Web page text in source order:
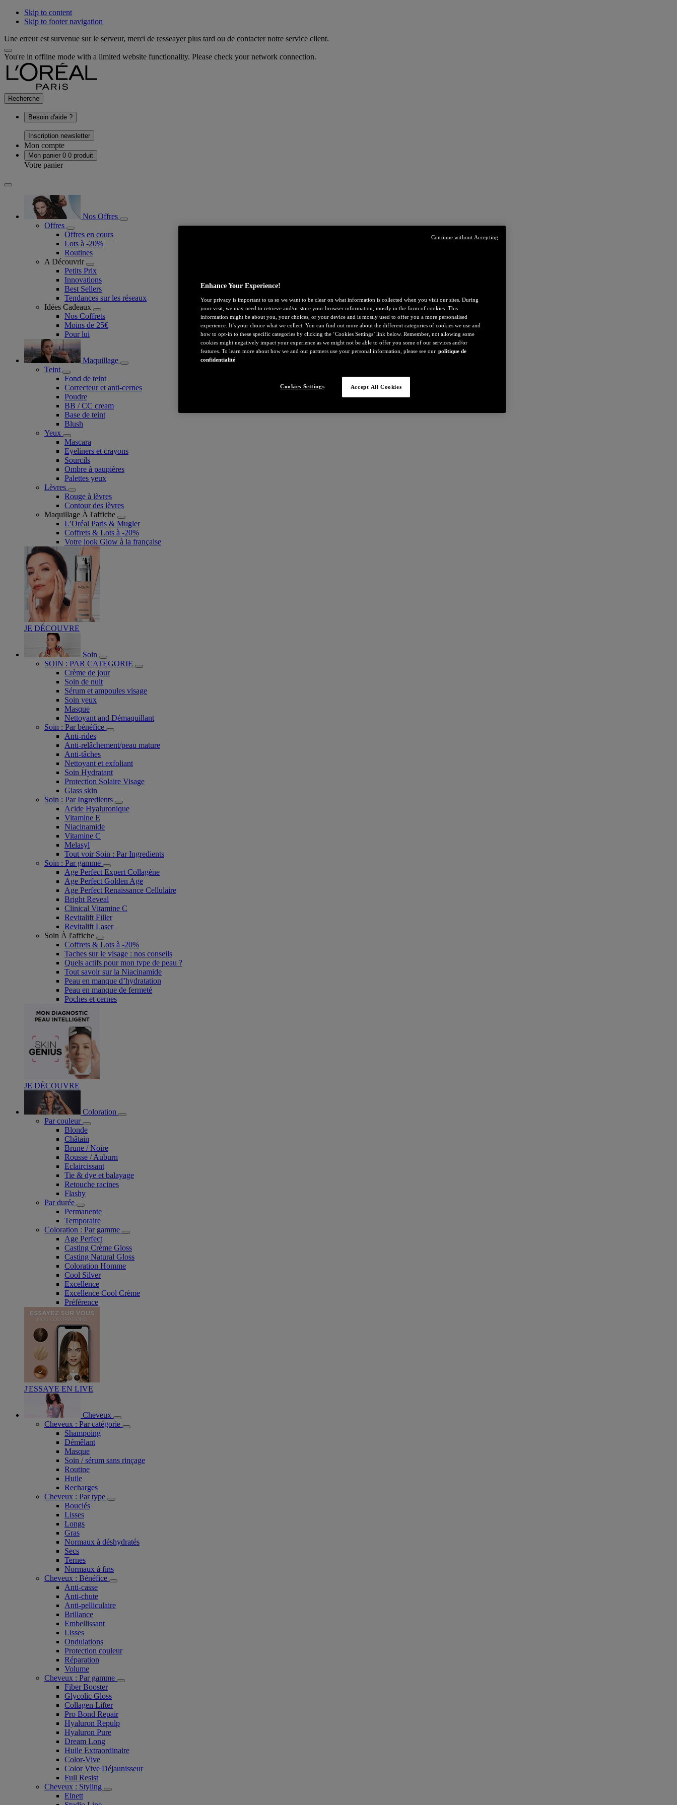
Skip to content
Skip to footer navigation
Une erreur est survenue sur le serveur, merci de resseayer plus tard ou de contacter notre service client.
You're in offline mode with a limited website functionality. Please check your network connection.
Recherche
Besoin d'aide ?
Inscription newsletter
Mon compte
Mon panier 0 0 produit
Votre panier
Nos Offres
Offres
Offres en cours
Lots à -20%
Routines
A Découvrir
Petits Prix
Innovations
Best Sellers
Tendances sur les réseaux
Idées Cadeaux
Nos Coffrets
Moins de 25€
Pour lui
Maquillage
Teint
Fond de teint
Correcteur et anti-cernes
Poudre
BB / CC cream
Base de teint
Blush
Yeux
Mascara
Eyeliners et crayons
Sourcils
Ombre à paupières
Palettes yeux
Lèvres
Rouge à lèvres
Contour des lèvres
Maquillage À l'affiche
L’Oréal Paris & Mugler
Coffrets & Lots à -20%
Votre look Glow à la française
JE DÉCOUVRE
Soin
SOIN : PAR CATEGORIE
Crème de jour
Soin de nuit
Sérum et ampoules visage
Soin yeux
Masque
Nettoyant and Démaquillant
Soin : Par bénéfice
Anti-rides
Anti-relâchement/peau mature
Anti-tâches
Nettoyant et exfoliant
Soin Hydratant
Protection Solaire Visage
Glass skin
Soin : Par Ingredients
Acide Hyaluronique
Vitamine E
Niacinamide
Vitamine C
Melasyl
Tout voir Soin : Par Ingredients
Soin : Par gamme
Age Perfect Expert Collagène
Age Perfect Golden Age
Age Perfect Renaissance Cellulaire
Bright Reveal
Clinical Vitamine C
Revitalift Filler
Revitalift Laser
Soin À l'affiche
Coffrets & Lots à -20%
Taches sur le visage : nos conseils
Quels actifs pour mon type de peau ?
Tout savoir sur la Niacinamide​
Peau en manque d’hydratation
Peau en manque de fermeté
Poches et cernes
JE DÉCOUVRE
Coloration
Par couleur
Blonde
Châtain
Brune / Noire
Rousse / Auburn
Eclaircissant
Tie & dye et balayage
Retouche racines
Flashy
Par durée
Permanente
Temporaire
Coloration : Par gamme
Age Perfect
Casting Crème Gloss
Casting Natural Gloss
Coloration Homme
Cool Silver
Excellence
Excellence Cool Crème
Préférence
J'ESSAYE EN LIVE
Cheveux
Cheveux : Par catégorie
Shampoing
Démêlant
Masque
Soin / sérum sans rinçage
Routine
Huile
Recharges
Cheveux : Par type
Bouclés
Lisses
Longs
Gras
Normaux à déshydratés
Secs
Ternes
Normaux à fins
Cheveux : Bénéfice
Anti-casse
Anti-chute
Anti-pelliculaire​
Brillance
Embellissant
Lisses
Ondulations
Protection couleur​
Réparation
Volume
Cheveux : Par gamme
Fiber Booster
Glycolic Gloss
Collagen Lifter
Pro Bond Repair
Hyaluron Repulp
Hyaluron Pure
Dream Long
Huile Extraordinaire
Color-Vive
Color Vive Déjaunisseur
Full Resist
Cheveux : Styling
Elnett
Enhance Your Experience!
Your privacy is important to us so we want to be clear on what information is collected when you visit our sites. During
your visit, we may need to retrieve and/or store your browser information, mostly in the form of cookies. This
information might be about you, your choices, or your device and is mostly used to offer you a more personalised
experience. It’s your choice what we collect. You can find out more about the different categories of cookies we use and
how to opt-in to these specific categories by clicking the ‘Cookies Settings’ link below. Remember, not allowing some
cookies might negatively impact your experience as we might not be able to offer you some of our services and/or
features. To learn more about how we and our partners use your personal information, please see our politique de
confidentialité
Cookies Settings Accept All Cookies
Continue without Accepting